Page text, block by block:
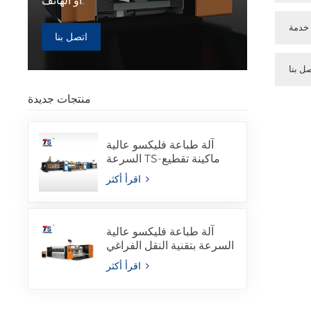
اتصل بنا
منتجات جديدة
آلة طباعة فليكسو عالية
السرعة TS-ماكينة تقطيع
وقص مع صمغ مجلد مدمج
آلة طباعة فليكسو عالية
السرعة بتقنية النقل الفراغي
الكامل TSG2S
خدمة
بنا